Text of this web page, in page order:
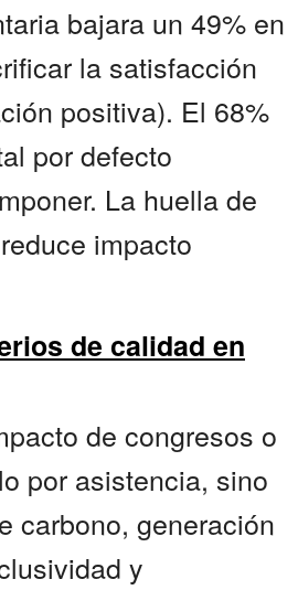
bajara un 49% en
la satisfacción
positiva). El 68%
por defecto
La huella de
impacto
de calidad en
de congresos o
por asistencia, sino
carbono, generación
y